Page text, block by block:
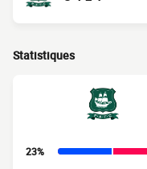
Statistiques
23%